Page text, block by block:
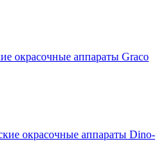
окрасочные аппараты Graco
окрасочные аппараты Dino-